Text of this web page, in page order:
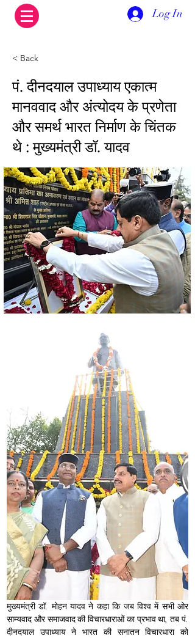
Log In
< Back
पं. दीनदयाल उपाध्याय एकात्म
मानववाद और अंत्योदय के प्रणेता
और समर्थ भारत निर्माण के चिंतक
थे : मुख्यमंत्री डॉ. यादव
मुख्यमंत्री डॉ. मोहन यादव ने कहा कि जब विश्व में सभी ओर
साम्यवाद और समाजवाद की विचारधाराओं का प्रभाव था, तब पं.
दीनदयाल उपाध्याय ने भारत की सनातन विचारधारा को